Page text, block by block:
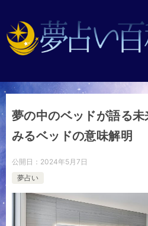
夢の中のベッドが語る
みるベッドの意味解明
公開日： 2024年5月7日
夢占い